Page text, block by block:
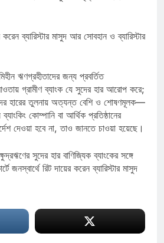
ব্যারিস্টার মাসুদ আর সোবহান ও ব্যারিস্টার
ঋণগ্রহীতাদের জন্য প্রবর্তিত
গ্রামীণ ব্যাংক যে সুদের হার আরোপ করে;
হারের তুলনায় অত্যন্ত বেশি ও শোষণমূলক—
কোম্পানি বা আর্থিক প্রতিষ্ঠানের
দেওয়া হবে না, তাও জানতে চাওয়া হয়েছে।
সুদের হার বাণিজ্যিক ব্যাংকের সঙ্গে
জনস্বার্থে রিট দায়ের করেন ব্যারিস্টার মাসুদ